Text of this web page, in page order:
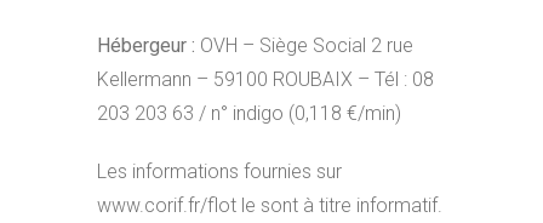
Hébergeur : OVH – Siège Social 2 rue
Kellermann – 59100 ROUBAIX – Tél : 08
203 203 63 / n° indigo (0,118 €/min)
Les informations fournies sur
www.corif.fr/flot le sont à titre informatif.